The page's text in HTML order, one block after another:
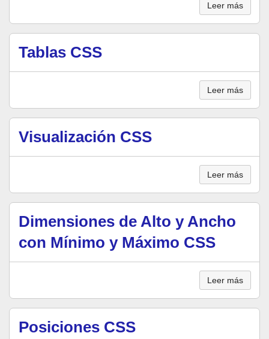
Leer más
Tablas CSS
Leer más
Visualización CSS
Leer más
Dimensiones de Alto y Ancho
con Mínimo y Máximo CSS
Leer más
Posiciones CSS